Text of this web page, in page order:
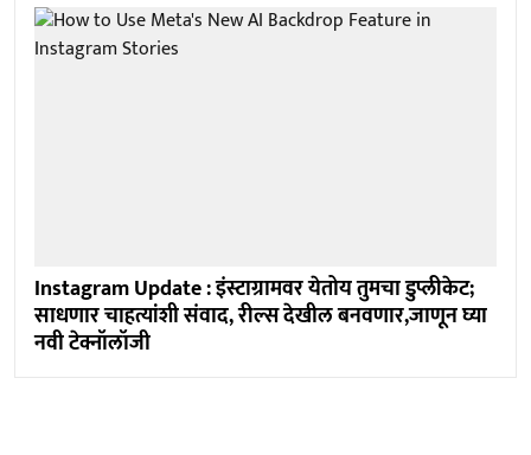
Instagram Update : इंस्टाग्रामवर येतोय तुमचा डुप्लीकेट;
साधणार चाहत्यांशी संवाद, रील्स देखील बनवणार,जाणून घ्या
नवी टेक्नॉलॉजी